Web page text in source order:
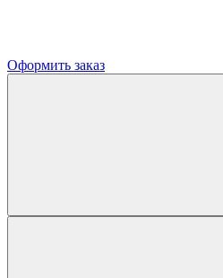
Оформить заказ